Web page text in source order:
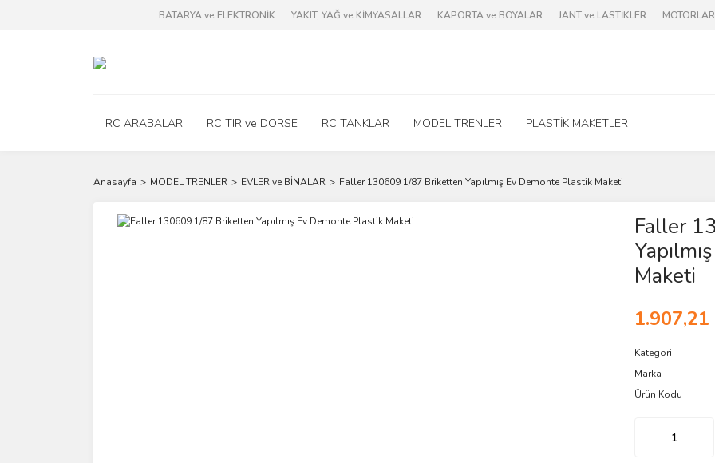
BATARYA ve ELEKTRONİK YAKIT, YAĞ ve KİMYASALLAR KAPORTA ve BOYALAR JANT ve LASTİKLER
RC ARABALAR RC TIR ve DORSE RC TANKLAR MODEL TRENLER PLASTİK MAKETLER
Anasayfa MODEL TRENLER EVLER ve BİNALAR Faller 130609 1/87 Briketten Yapılmış Ev Demonte Plastik Maketi
Faller
Maketi
Kategori
Marka
Ürün Kodu